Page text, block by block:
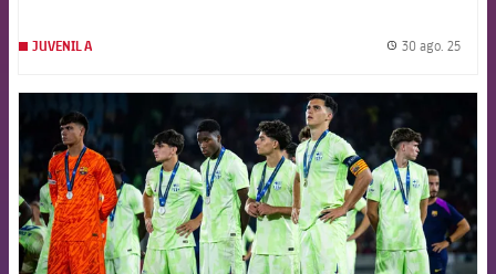
JUVENIL A 30 ago. 25
FCB Barcelona badge